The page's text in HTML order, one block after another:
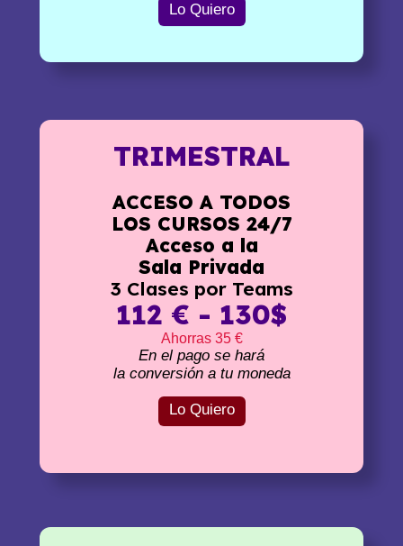
Lo Quiero
TRIMESTRAL
ACCESO A TODOS
LOS CURSOS 24/7
Acceso a la
Sala Privada
3 Clases por Teams
112 € - 130$
Ahorras 35 €
En el pago se hará
la conversión a tu moneda
Lo Quiero